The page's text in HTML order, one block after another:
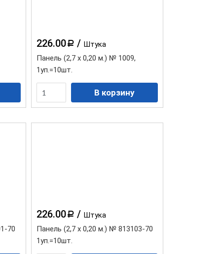
226.00a / Штука
Панель (2,7 х 0,20 м.) № 1009,
1уп.=10шт.
70
226.00a / Штука
Панель (2,7 х 0,20 м.) № 813103-70
1уп.=10шт.
Водосточная система "Элит"
коричневая
Сайдинг "Blockhouse" (3,00м.
х 0,226м.) "ЛЮКС"BH-03
Сайдинг "Blockhouse" (3,10м.
Планка "J-trim"
Вагонка белая (100 мм)